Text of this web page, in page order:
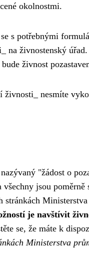
okolnostmi.
s potřebnými
na živnostenský
živnost
nesmíte
"žádost o
jsou poměrně
stránkách
je navštívit
se, že máte k
Ministerstva